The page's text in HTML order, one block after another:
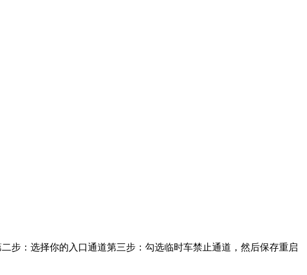
步：选择你的入口通道第三步：勾选临时车禁止通道，然后保存重启